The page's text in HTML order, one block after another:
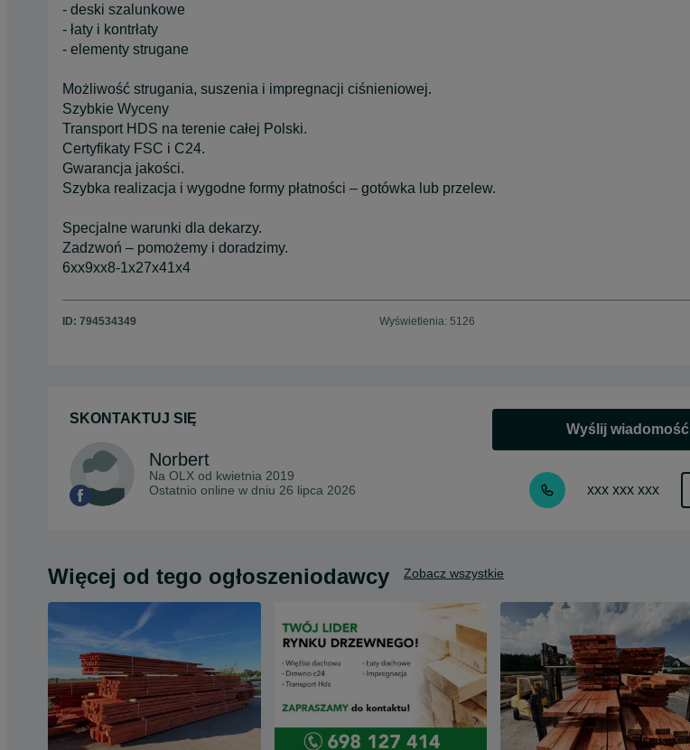
- deski szalunkowe
- łaty i kontrłaty
- elementy strugane
Możliwość strugania, suszenia i impregnacji ciśnieniowej.
Szybkie Wyceny
Transport HDS na terenie całej Polski.
Certyfikaty FSC i C24.
Gwarancja jakości.
Szybka realizacja i wygodne formy płatności – gotówka lub przelew.
Specjalne warunki dla dekarzy.
Zadzwoń – pomożemy i doradzimy.
6xx9xx8-1x27x41x4
ID: 794534349 Wyświetlenia: 5126
SKONTAKTUJ SIĘ
Norbert
Na OLX od kwietnia 2019
Ostatnio online w dniu 26 lipca 2026
Wyślij wiadomość
xxx xxx xxx
Więcej od tego ogłoszeniodawcy Zobacz wszystkie